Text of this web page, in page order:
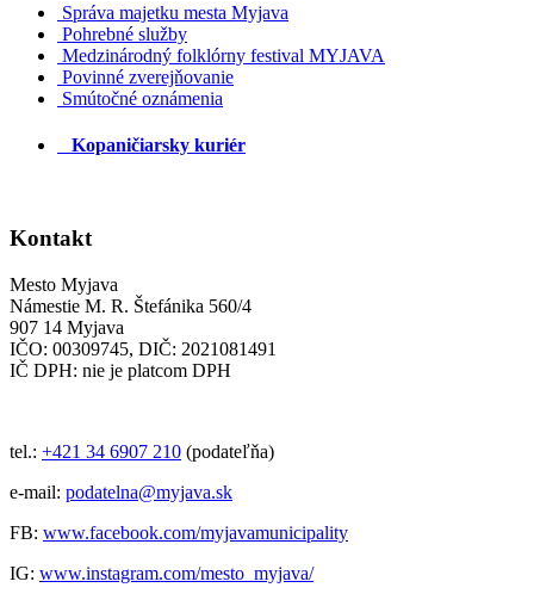
Správa majetku mesta Myjava
Pohrebné služby
Medzinárodný folklórny festival MYJAVA
Povinné zverejňovanie
Smútočné oznámenia
Kopaničiarsky kuriér
Kontakt
Mesto Myjava
Námestie M. R. Štefánika 560/4
907 14 Myjava
IČO: 00309745, DIČ: 2021081491
IČ DPH: nie je platcom DPH
tel.: +421 34 6907 210 (podateľňa)
e-mail: podatelna@myjava.sk
FB: www.facebook.com/myjavamunicipality
IG: www.instagram.com/mesto_myjava/